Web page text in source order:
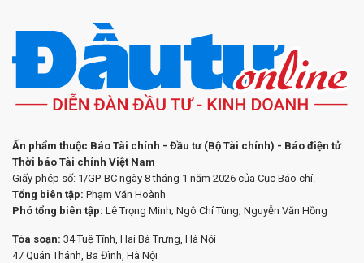
Ấn phẩm thuộc Báo Tài chính - Đầu tư (Bộ Tài chính) - Báo điện tử
Thời báo Tài chính Việt Nam
Giấy phép số: 1/GP-BC ngày 8 tháng 1 năm 2026 của Cục Báo chí.
Tổng biên tập: Phạm Văn Hoành
Phó tổng biên tập: Lê Trọng Minh; Ngô Chí Tùng; Nguyễn Văn Hồng
Tòa soạn: 34 Tuệ Tĩnh, Hai Bà Trưng, Hà Nội
47 Quán Thánh, Ba Đình, Hà Nội